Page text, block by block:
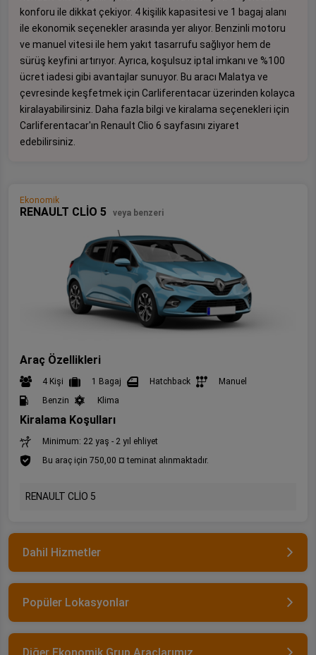
konforu ile dikkat çekiyor. 4 kişilik kapasitesi ve 1 bagaj alanı
ile ekonomik seçenekler arasında yer alıyor. Benzinli motoru
ve manuel vitesi ile hem yakıt tasarrufu sağlıyor hem de
sürüş keyfini artırıyor. Ayrıca, koşulsuz iptal imkanı ve %100
ücret iadesi gibi avantajlar sunuyor. Bu aracı Malatya ve
çevresinde keşfetmek için Carliferentacar üzerinden kolayca
kiralayabilirsiniz. Daha fazla bilgi ve kiralama seçenekleri için
Carliferentacar'ın Renault Clio 6 sayfasını ziyaret
edebilirsiniz.
Ekonomik
RENAULT CLİO 5 veya benzeri
Araç Özellikleri
4 Kişi 1 Bagaj Hatchback
Manuel
Benzin
Klima
Kiralama Koşulları
Minimum: 22 yaş - 2 yıl ehliyet
Bu araç için 750,00 ¤ teminat alınmaktadır.
RENAULT CLİO 5
Dahil Hizmetler
Popüler Lokasyonlar